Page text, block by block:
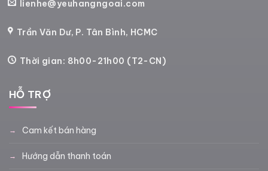
lienhe@yeuhangngoai.com
Trần Văn Dư, P. Tân Bình, HCMC
Thời gian: 8h00-21h00 (T2-CN)
HỖ TRỢ
Cam kết bán hàng
Hướng dẫn thanh toán